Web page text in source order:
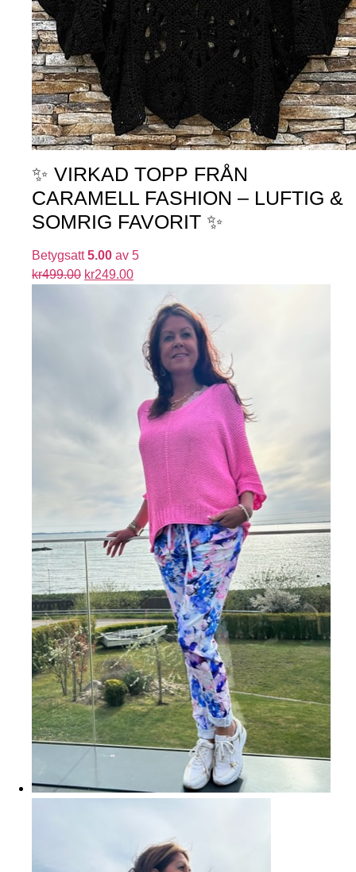
✨ VIRKAD TOPP FRÅN
CARAMELL FASHION – LUFTIG &
SOMRIG FAVORIT ✨
Betygsatt5.00 av 5
kr499.00 kr249.00